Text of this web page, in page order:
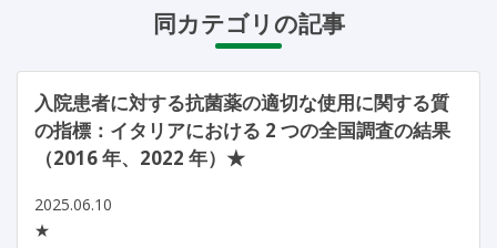
同カテゴリの記事
入院患者に対する抗菌薬の適切な使用に関する質
の指標：イタリアにおける 2 つの全国調査の結果
（2016 年、2022 年）★
2025.06.10
★